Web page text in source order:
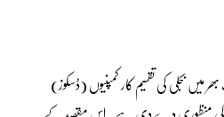
بجلی کی تقسیم کار کمپنیوں (ڈسکوز)